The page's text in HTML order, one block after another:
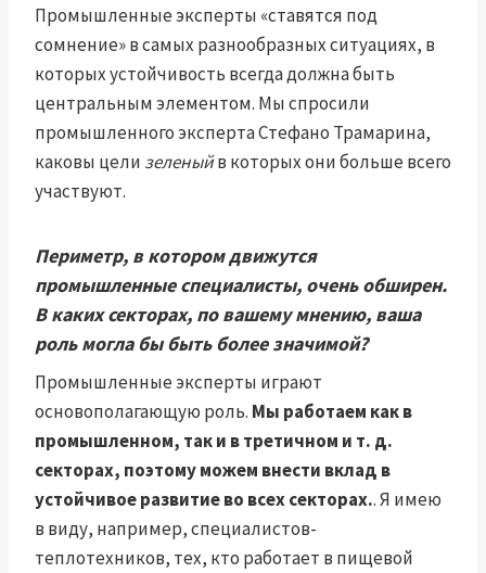
Промышленные эксперты «ставятся под
сомнение» в самых разнообразных ситуациях, в
которых устойчивость всегда должна быть
центральным элементом. Мы спросили
промышленного эксперта Стефано Трамарина,
каковы цели зеленыйв которых они больше всего
участвуют.
Периметр, в котором движутся
промышленные специалисты, очень обширен.
В каких секторах, по вашему мнению, ваша
роль могла бы быть более значимой?
Промышленные эксперты играют
основополагающую роль. Мы работаем как в
промышленном, так и в третичном и т. д.
секторах, поэтому можем внести вклад в
устойчивое развитие во всех секторах.. Я имею
в виду, например, специалистов-
теплотехников, тех, кто работает в пищевой